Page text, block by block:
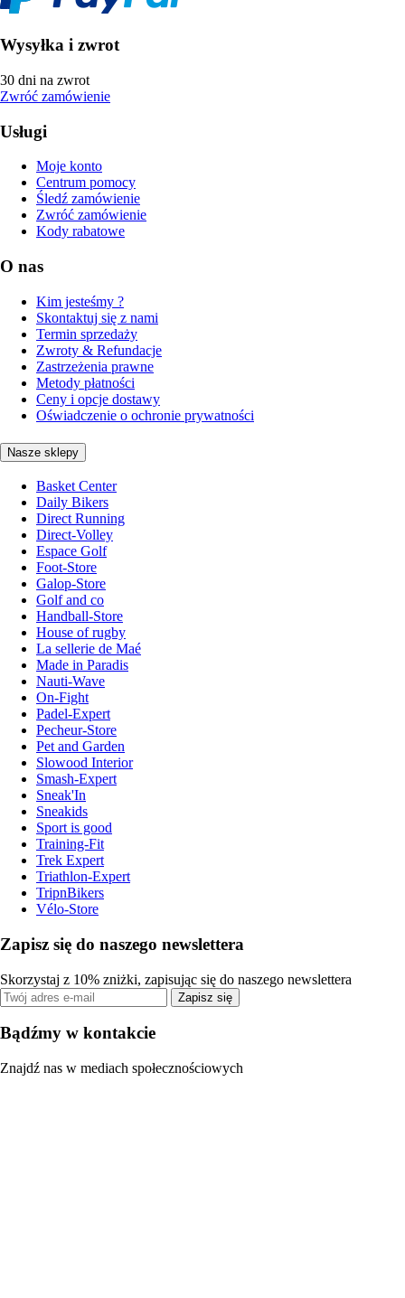
Wysyłka i zwrot
30 dni na zwrot
Zwróć zamówienie
Usługi
Moje konto
Centrum pomocy
Śledź zamówienie
Zwróć zamówienie
Kody rabatowe
O nas
Kim jesteśmy ?
Skontaktuj się z nami
Termin sprzedaży
Zwroty & Refundacje
Zastrzeżenia prawne
Metody płatności
Ceny i opcje dostawy
Oświadczenie o ochronie prywatności
Nasze sklepy
Basket Center
Daily Bikers
Direct Running
Direct-Volley
Espace Golf
Foot-Store
Galop-Store
Golf and co
Handball-Store
House of rugby
La sellerie de Maé
Made in Paradis
Nauti-Wave
On-Fight
Padel-Expert
Pecheur-Store
Pet and Garden
Slowood Interior
Smash-Expert
Sneak'In
Sneakids
Sport is good
Training-Fit
Trek Expert
Triathlon-Expert
TripnBikers
Vélo-Store
Zapisz się do naszego newslettera
Skorzystaj z 10% zniżki, zapisując się do naszego newslettera
Zapisz się
Bądźmy w kontakcie
Znajdź nas w mediach społecznościowych